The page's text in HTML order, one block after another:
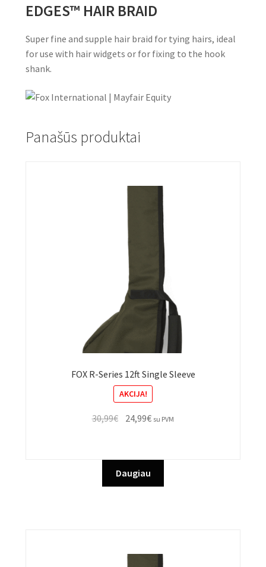
EDGES™ HAIR BRAID
Super fine and supple hair braid for tying hairs, ideal
for use with hair widgets or for fixing to the hook
shank.
Panašūs produktai
FOX R-Series 12ft Single Sleeve
AKCIJA!
30,99€ Original
30,99€.
24,99€Current
24,99€.
su PVM
Daugiau